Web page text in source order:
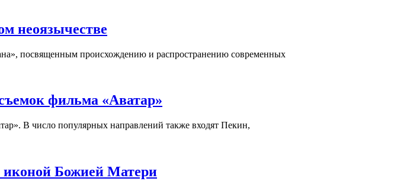
неоязычестве
посвященным происхождению и распространению современных
фильма «Аватар»
В число популярных направлений также входят Пекин,
иконой Божией Матери